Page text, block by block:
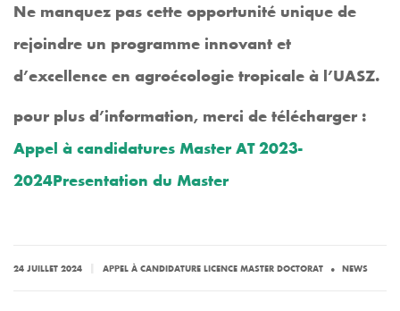
Ne manquez pas cette opportunité unique de
rejoindre un programme innovant et
d’excellence en agroécologie tropicale à l’UASZ.
pour plus d’information, merci de télécharger :
Appel à candidatures Master AT 2023-
2024Presentation du Master
24 JUILLET 2024 APPEL À CANDIDATURE LICENCE MASTER DOCTORAT . NEWS